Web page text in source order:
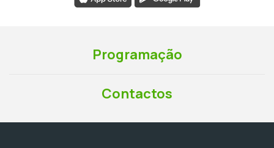
Programação
Contactos